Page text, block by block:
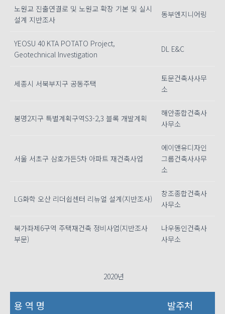
노원교 진출연결로 및 노원교 확장 기본 및 실시
설계 지반조사
동부엔지니어링
YEOSU 40 KTA POTATO Project,
Geotechnical Investigation
DL E&C
세종시 서북부지구 공동주택
토문건축사사무
소
봉명2지구 특별계획구역S3-2,3 블록 개발계획
해안종합건축사
사무소
서울 서초구 삼호가든5차 아파트 재건축사업
에이앤유디자인
그룹건축사사무
소
LG화학 오산 리더쉽센터 리뉴얼 설계(지반조사)
창조종합건축사
사무소
북가좌제6구역 주택재건축 정비사업(지반조사
부문)
나우동인건축사
사무소
2020년
용 역 명 발주처